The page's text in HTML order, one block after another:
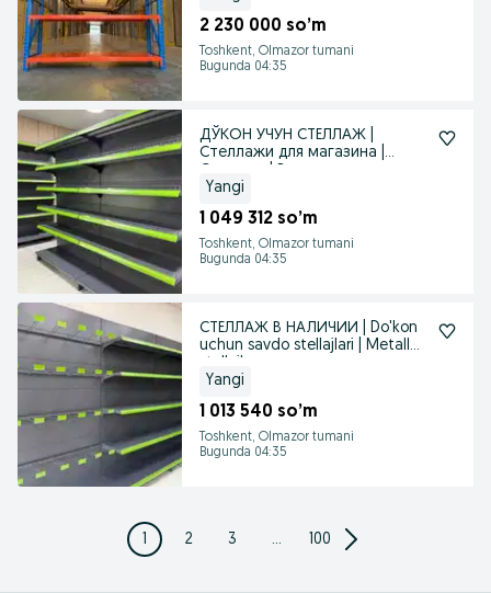
2 230 000 so’m
Toshkent, Olmazor tumani
Bugunda 04:35
ДЎКОН УЧУН СТЕЛЛАЖ |
Стеллажи для магазина |
Yangi
1 049 312 so’m
Toshkent, Olmazor tumani
Bugunda 04:35
СТЕЛЛАЖ В НАЛИЧИИ | Do'kon
uchun savdo stellajlari | Metall
Yangi
1 013 540 so’m
Toshkent, Olmazor tumani
Bugunda 04:35
1 2 3 ... 100